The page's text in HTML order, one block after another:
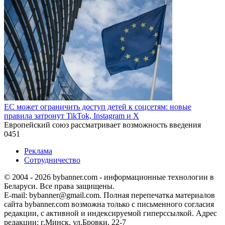
ЕС может ограничить доступ детей к соцсетям: новые
правила затронут TikTok, Instagram и X
Европейский союз рассматривает возможность введения
0451
Реклама
Сотрудничество
© 2004 - 2026 bybanner.com - информационные технологии в
Беларуси. Все права защищены.
E-mail: bybanner@gmail.com. Полная перепечатка материалов
сайта bybanner.com возможна только с письменного согласия
редакции, с активной и индексируемой гиперссылкой. Адрес
редакции: г.Минск, ул.Бровки, 22-7